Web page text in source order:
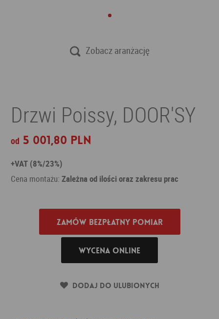
Zobacz aranżację
Drzwi Poissy, DOOR'SY
od 5 001,80 PLN
+VAT (8%/23%)
Cena montażu:Zależna od ilości oraz zakresu prac
Zamów bezpłatny pomiar
Wycena online
Dodaj do ulubionych